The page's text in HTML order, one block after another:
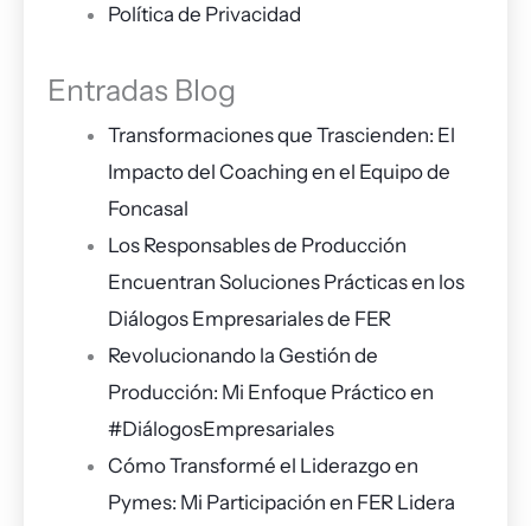
Política de Privacidad
Entradas Blog
Transformaciones que Trascienden: El
Impacto del Coaching en el Equipo de
Foncasal
Los Responsables de Producción
Encuentran Soluciones Prácticas en los
Diálogos Empresariales de FER
Revolucionando la Gestión de
Producción: Mi Enfoque Práctico en
#DiálogosEmpresariales
Cómo Transformé el Liderazgo en
Pymes: Mi Participación en FER Lidera